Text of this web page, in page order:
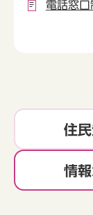
電話窓口
住
情